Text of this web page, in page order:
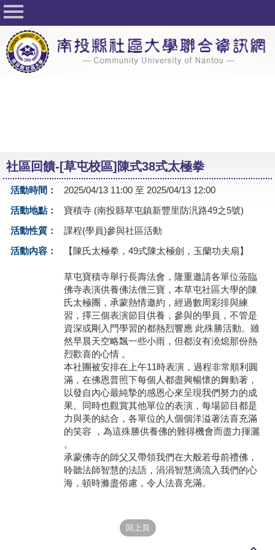
回首頁
關於社大
公佈欄
課程一覽表
志工與社團
友站連結
社區回饋-[草屯校區]陳式38式太極拳
活動時間：
2025/04/13 11:00 至 2025/04/13 12:00
活動地點：
寶積寺 (南投縣草屯鎮新豐里防汎路49之5號)
活動性質：
課程(學員)參與社區活動
活動內容：
【陳氏太極拳，49式陳太極劍，玉蘭功夫扇】
草屯寶積寺舉行長壽法會，隆重邀請各單位蒞臨
佛寺表演供養佛法僧三寶，本草屯社區大學的陳
氏太極團，承蒙熱情邀約，經過數周彩排與練
習，擇三個表演節目供養，參與的學員，不管是
資深或剛入門學習的都熱烈響應 此殊勝活動。雖
然早晨天空略飄一些小雨，但都沒有澆熄那份熱
烈歡喜的心情 。
本社團被安排在上午11時表演，過程非常順利圓
滿，在佛恩普照下每個人都盡興暢懷的舞動著，
以發自內心最純摯的感恩心來呈現我們努力的成
果。同時也觀賞其他單位的表演，每場節目都是
力與美的結合，各單位的人個個洋溢著法喜充滿
的笑容 ，為這殊勝供養佛的難得機會而盡力揮灑
。
承蒙佛寺的師父又帶領我們在大般若母前禮佛，
聆聽法師智慧的法語，涓涓智慧滴流入我們的心
海，頓時滌盡俗慮，令人法喜充滿。